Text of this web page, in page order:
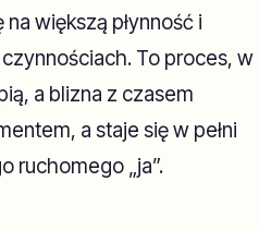
na większą płynność i
To proces, w
a blizna z czasem
a staje się w pełni
ruchomego „ja”.